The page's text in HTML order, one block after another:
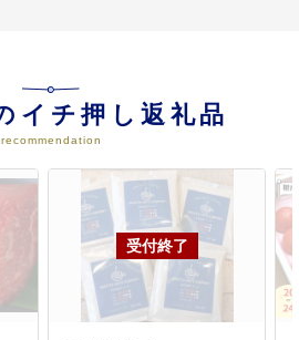
イチ押し返礼品
recommendation